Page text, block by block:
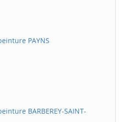
PAYNS
BARBEREY-SAINT-